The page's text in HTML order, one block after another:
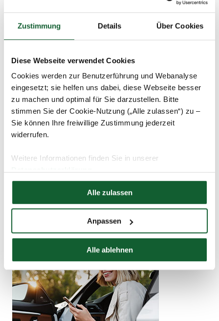
Zustimmung Details Über Cookies
Diese Webseite verwendet Cookies
Cookies werden zur Benutzerführung und Webanalyse
eingesetzt; sie helfen uns dabei, diese Webseite besser
zu machen und optimal für Sie darzustellen. Bitte
stimmen Sie der Cookie-Nutzung („Alle zulassen“) zu –
Sie können Ihre freiwillige Zustimmung jederzeit
widerrufen.
Weitere Informationen finden Sie in unserer
Hier finden Sie unserImpressum
Alle zulassen
Anpassen
Alle ablehnen
Wie wirken sich Bonuszahlungen der
gesetzlichen Krankenkasse auf die
Corona und die Folgen für die